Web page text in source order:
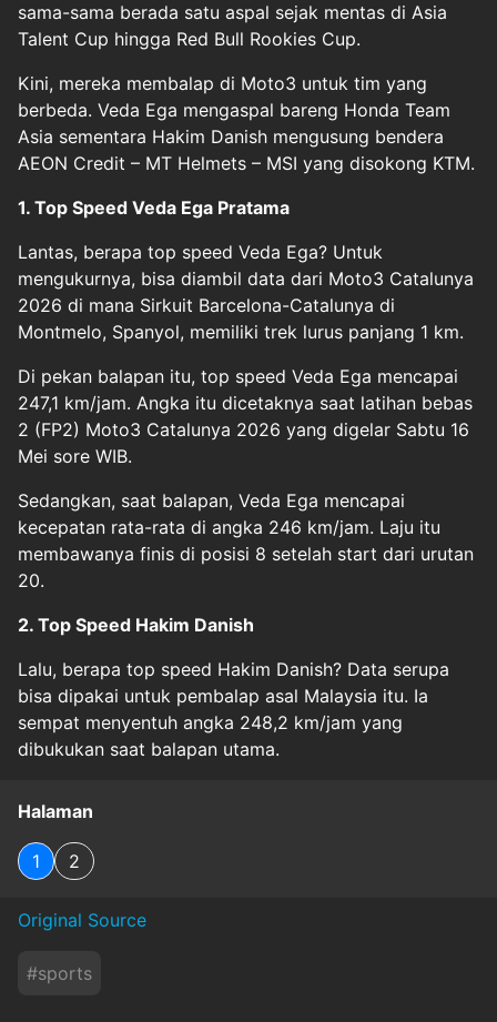
sama-sama berada satu aspal sejak mentas di Asia
Talent Cup hingga Red Bull Rookies Cup.
Kini, mereka membalap di Moto3 untuk tim yang
berbeda. Veda Ega mengaspal bareng Honda Team
Asia sementara Hakim Danish mengusung bendera
AEON Credit – MT Helmets – MSI yang disokong KTM.
1. Top Speed Veda Ega Pratama
Lantas, berapa top speed Veda Ega? Untuk
mengukurnya, bisa diambil data dari Moto3 Catalunya
2026 di mana Sirkuit Barcelona-Catalunya di
Montmelo, Spanyol, memiliki trek lurus panjang 1 km.
Di pekan balapan itu, top speed Veda Ega mencapai
247,1 km/jam. Angka itu dicetaknya saat latihan bebas
2 (FP2) Moto3 Catalunya 2026 yang digelar Sabtu 16
Mei sore WIB.
Sedangkan, saat balapan, Veda Ega mencapai
kecepatan rata-rata di angka 246 km/jam. Laju itu
membawanya finis di posisi 8 setelah start dari urutan
20.
2. Top Speed Hakim Danish
Lalu, berapa top speed Hakim Danish? Data serupa
bisa dipakai untuk pembalap asal Malaysia itu. Ia
sempat menyentuh angka 248,2 km/jam yang
dibukukan saat balapan utama.
Halaman
1 2
Original Source
#sports